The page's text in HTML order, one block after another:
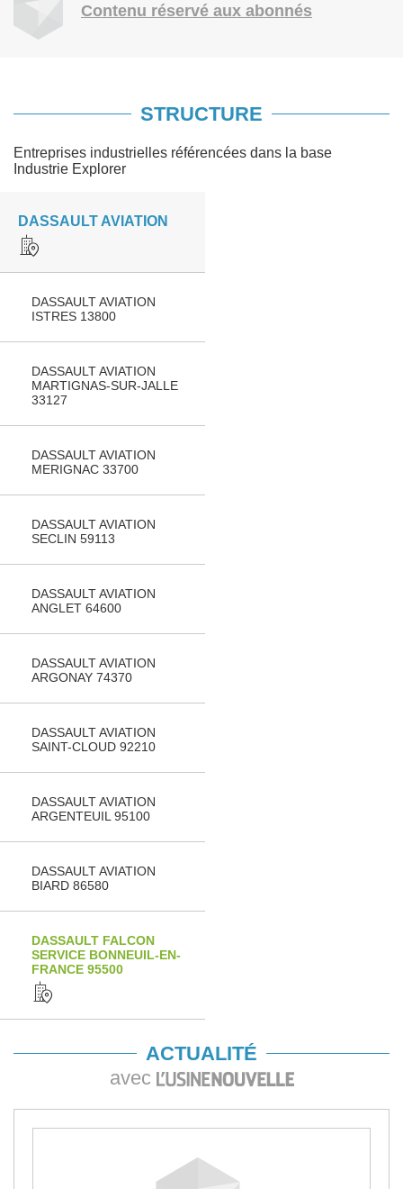
Contenu réservé aux abonnés
STRUCTURE
Entreprises industrielles référencées dans la base
Industrie Explorer
DASSAULT AVIATION
DASSAULT AVIATION
ISTRES 13800
DASSAULT AVIATION
MARTIGNAS-SUR-JALLE
33127
DASSAULT AVIATION
MERIGNAC 33700
DASSAULT AVIATION
SECLIN 59113
DASSAULT AVIATION
ANGLET 64600
DASSAULT AVIATION
ARGONAY 74370
DASSAULT AVIATION
SAINT-CLOUD 92210
DASSAULT AVIATION
ARGENTEUIL 95100
DASSAULT AVIATION
BIARD 86580
DASSAULT FALCON
SERVICE BONNEUIL-EN-
FRANCE 95500
ACTUALITÉ
avec